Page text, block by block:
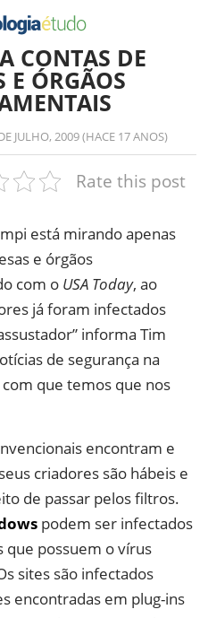
CONTAS DE
E ÓRGÃOS
JULHO, 2009 (HACE 17 ANOS)
Rate this post
está mirando apenas
e órgãos
com o USA Today, ao
já foram infectados
informa Tim
de segurança na
com que temos que nos
encontram e
criadores são hábeis e
de passar pelos filtros.
podem ser infectados
que possuem o vírus
sites são infectados
encontradas em plug-ins